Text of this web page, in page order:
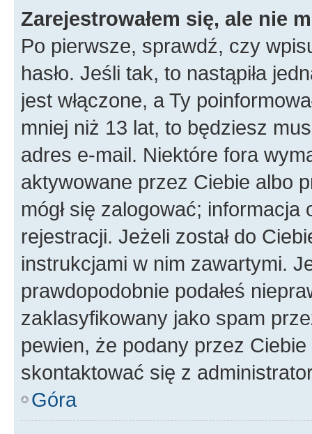
Zarejestrowałem się, ale nie
Po pierwsze, sprawdź, czy
hasło. Jeśli tak, to nastąpiła
jest włączone, a Ty
mniej niż 13 lat, to będziesz
adres e-mail. Niektóre fora
aktywowane przez Ciebie albo
mógł się zalogować;
rejestracji. Jeżeli został do
instrukcjami w nim zawartymi.
prawdopodobnie podałeś
zaklasyfikowany jako spam
pewien, że podany przez
skontaktować się z
Góra